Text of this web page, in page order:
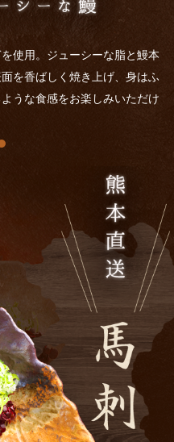
鰻処で修行経験のある社長が
レを掛け合わせた超秘伝のタ